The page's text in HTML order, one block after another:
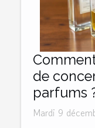
de
parfums
Mardi 9